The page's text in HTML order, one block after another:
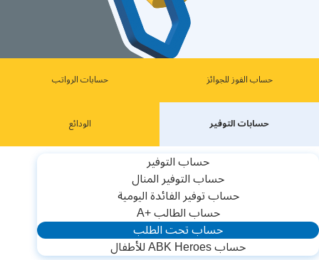
حساب الفوز للجوائز حسابات الرواتب
حسابات ﺍﻟﺘﻮﻓﻴﺮ ﺍﻟﻮﺩﺍﺋﻊ
حساب التوفير
ﺣﺴﺎﺏ ﺍﻟﺘﻮﻓﻴﺮ ﺍﻟﻤﻨﺎﻝ
ﺣﺴﺎﺏ ﺗﻮﻓﻴﺮ ﺍﻟﻔﺎﺋﺪﺓ ﺍﻟﻴﻮﻣﻴﺔ
ﺣﺴﺎﺏ ﺍﻟﻄﺎﻟﺐ +A
ﺣﺴﺎﺏ ﺗﺤﺖ ﺍﻟﻄﻠﺐ
حساب ABK Heroes للأطفال